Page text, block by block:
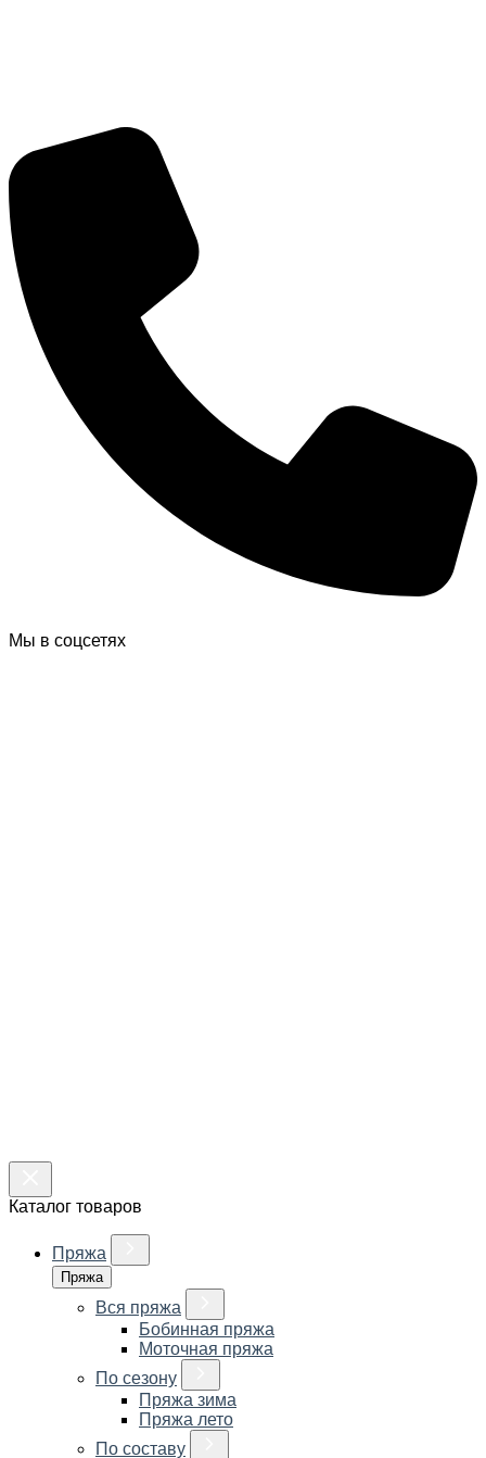
Мы в соцсетях
Каталог товаров
Пряжа
Пряжа
Вся пряжа
Бобинная пряжа
Моточная пряжа
По сезону
Пряжа зима
Пряжа лето
По составу